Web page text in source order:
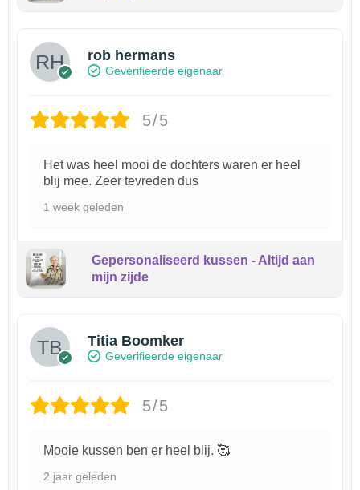
rob hermans
Geverifieerde eigenaar
5/5
Het was heel mooi de dochters waren er heel
blij mee. Zeer tevreden dus
1 week geleden
Gepersonaliseerd kussen - Altijd aan
mijn zijde
Titia Boomker
Geverifieerde eigenaar
5/5
Mooie kussen ben er heel blij. 🥰
2 jaar geleden